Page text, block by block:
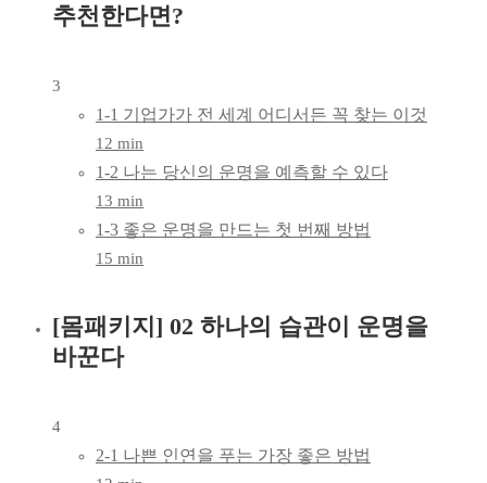
추천한다면?
3
1-1 기업가가 전 세계 어디서든 꼭 찾는 이것
12 min
1-2 나는 당신의 운명을 예측할 수 있다
13 min
1-3 좋은 운명을 만드는 첫 번째 방법
15 min
[몸패키지] 02 하나의 습관이 운명을
바꾼다
4
2-1 나쁜 인연을 푸는 가장 좋은 방법